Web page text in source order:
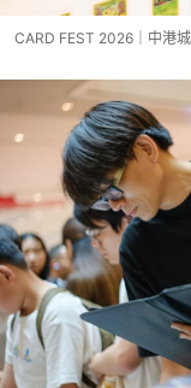
CARD FEST 2026｜中港